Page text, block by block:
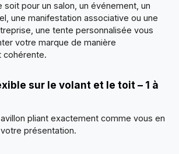
soit pour un salon, un événement, un
une manifestation associative ou une
une tente personnalisée vous
votre marque de manière
cohérente.
sur le volant et le toit – 1 à
pliant exactement comme vous en
présentation.